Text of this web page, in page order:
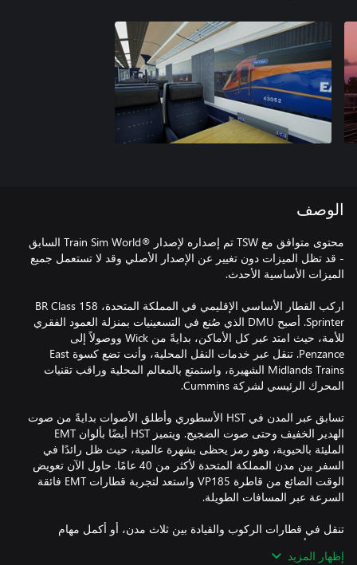
الوصف
محتوى متوافق مع TSW تم إصداره لإصدار ®Train Sim World السابق
- قد تظل الميزات دون تغيير عن الإصدار الأصلي وقد لا تستعمل جميع
اركب القطار الأساسي الإقليمي في المملكة المتحدة، BR Class 158
Sprinter. أصبح DMU الذي صُنع في التسعينيات بمنزلة العمود الفقري
للأمة، حيث امتد عبر كل الأماكن، بدايةً من Wick ووصولاً إلى
Penzance. تنقل عبر خدمات النقل المحلية، وأنت تضع كسوة East
Midlands Trains الشهيرة، واستمتع بالمعالم المحلية وراقب تقنيات
تسابق عبر المدن في HST الأسطوري وأطلق الأصوات بدايةً من صوت
الهدير الخفيف وحتى صوت الضجيج. ويتميز HST أيضًا بألوان EMT
المليئة بالحيوية، وهو رمز يحظى بشهرة عالمية، حيث ظل رائدًا في
السفر بين مدن المملكة المتحدة لأكثر من 40 عامًا. حاول الآن تعويض
الوقت الضائع من قاطرة VP185 واستعد لتجربة قطارات EMT فائقة
تنقل في قطارات الركوب والقيادة بين ثلاث مدن، أو أكمل مهام
الطرق، أو اذهب ببساطة لمراقبة القطارات من مكان المراقبة
إظهار المزيد